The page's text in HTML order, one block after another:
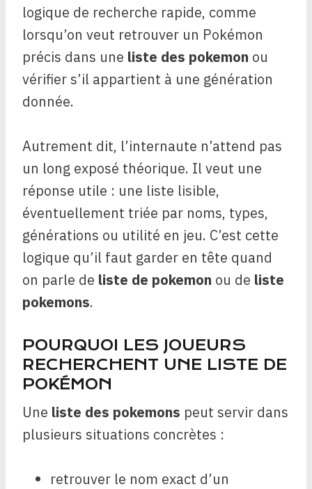
logique de recherche rapide, comme
lorsqu’on veut retrouver un Pokémon
précis dans une liste des pokemon ou
vérifier s’il appartient à une génération
donnée.
Autrement dit, l’internaute n’attend pas
un long exposé théorique. Il veut une
réponse utile : une liste lisible,
éventuellement triée par noms, types,
générations ou utilité en jeu. C’est cette
logique qu’il faut garder en tête quand
on parle de liste de pokemon ou de liste
pokemons.
POURQUOI LES JOUEURS
RECHERCHENT UNE LISTE DE
POKÉMON
Une liste des pokemons peut servir dans
plusieurs situations concrètes :
retrouver le nom exact d’un